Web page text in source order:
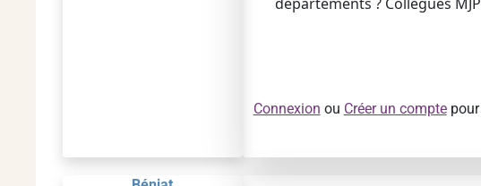
Connexion ou Créer un comptepour